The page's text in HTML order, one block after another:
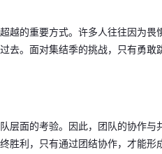
越的重要方式。许多人往往因为畏
去。面对集结季的挑战，只有勇敢
层面的考验。因此，团队的协作与
胜利，只有通过团结协作，才能形